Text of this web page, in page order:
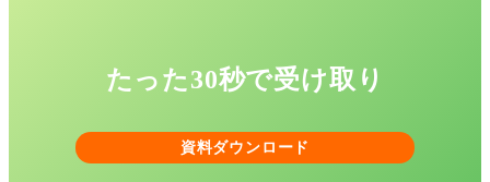
たった30秒で受け取り
資料ダウンロード